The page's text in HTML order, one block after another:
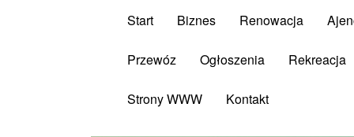
Start Biznes Renowacja
Przewóz Ogłoszenia Rekreacja
Strony WWW Kontakt